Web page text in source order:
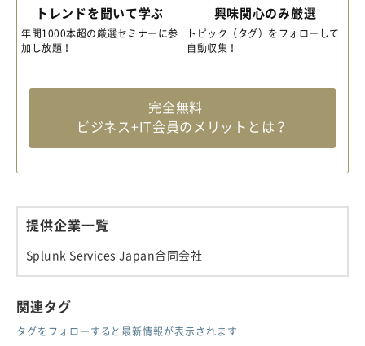
トレンドを聞いて学ぶ
年間1000本超の厳選セミナーに参
加し放題！
興味関心のみ厳選
トピック（タグ）をフォローして
自動収集！
完全無料
ビジネス+IT会員のメリットとは？
提供企業一覧
Splunk Services Japan合同会社
関連タグ
タグをフォローすると最新情報が表示されます